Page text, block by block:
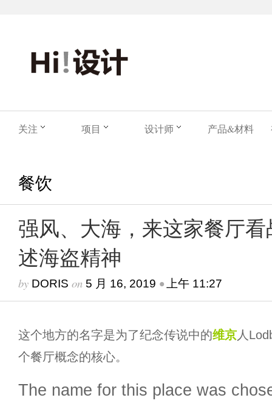
关注 项目 设计师 产品&材料
餐饮
强风、大海，来这家餐厅
述海盗精神
by DORIS on 5 月 16, 2019 • 上午 11:27
这个地方的名字是为了纪念传说中的维京人
个餐厅概念的核心。
The name for this place was